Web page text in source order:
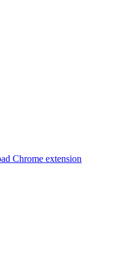
Chrome extension